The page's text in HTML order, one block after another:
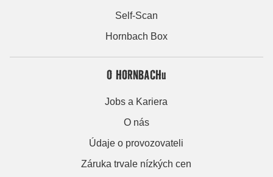
Self-Scan
Hornbach Box
O HORNBACHu
Jobs a Kariera
O nás
Údaje o provozovateli
Záruka trvale nízkých cen